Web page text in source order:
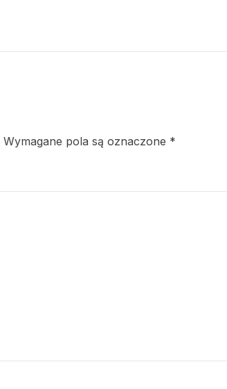
Wymagane pola są oznaczone *